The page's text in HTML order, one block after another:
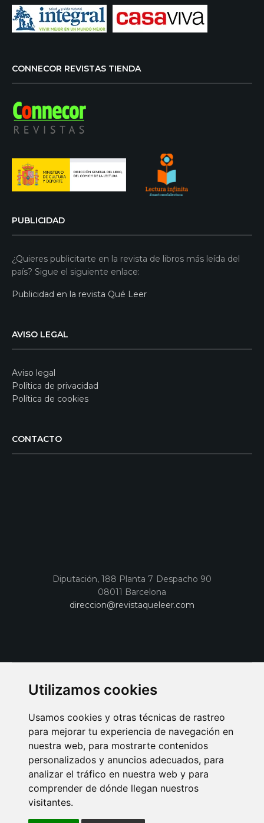
Utilizamos cookies
Usamos cookies y otras técnicas de rastreo
para mejorar tu experiencia de navegación en
nuestra web, para mostrarte contenidos
personalizados y anuncios adecuados, para
analizar el tráfico en nuestra web y para
comprender de dónde llegan nuestros
visitantes.
CONNECOR REVISTAS TIENDA
PUBLICIDAD
¿Quieres publicitarte en la revista de libros más leída del
país? Sigue el siguiente enlace:
Publicidad en la revista Qué Leer
AVISO LEGAL
Aviso legal
Política de privacidad
Política de cookies
CONTACTO
Diputación, 188 Planta 7 Despacho 90
08011 Barcelona
direccion@revistaqueleer.com
AVISO LEGAL POLITICA DE COOKIES
POLITICA DE PRIVACIDAD
PUBLICIDAD EN LA REVISTA QUÉ LEER
SORTEO-PREESTRENOS
SUSCRIPCIONES